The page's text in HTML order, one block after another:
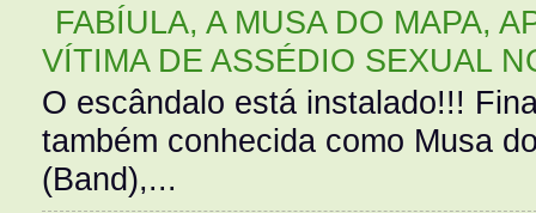
FABÍULA, A MUSA DO MAPA,
VÍTIMA DE ASSÉDIO SEXUAL
O escândalo está instalado!!!
também conhecida como Musa
(Band),...